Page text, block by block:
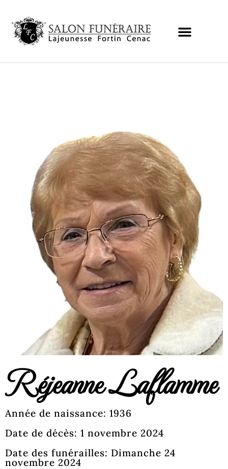
Réjeanne Laflamme
Année de naissance: 1936
Date de décès: 1 novembre 2024
Date des funérailles: Dimanche 24
novembre 2024